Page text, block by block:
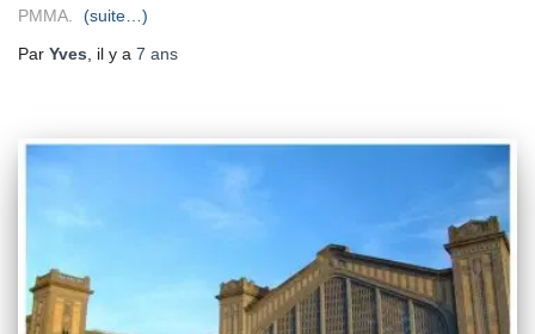
PMMA.
(suite…)
Par Yves , il y a 7 ans